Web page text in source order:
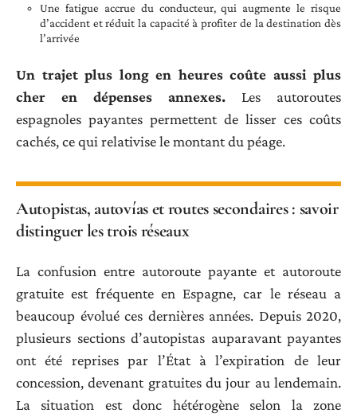
Une fatigue accrue du conducteur, qui augmente le risque
d’accident et réduit la capacité à profiter de la destination dès
l’arrivée
Un trajet plus long en heures coûte aussi plus
cher en dépenses annexes. Les autoroutes
espagnoles payantes permettent de lisser ces coûts
cachés, ce qui relativise le montant du péage.
Autopistas, autovías et routes secondaires : savoir
distinguer les trois réseaux
La confusion entre autoroute payante et autoroute
gratuite est fréquente en Espagne, car le réseau a
beaucoup évolué ces dernières années. Depuis 2020,
plusieurs sections d’autopistas auparavant payantes
ont été reprises par l’État à l’expiration de leur
concession, devenant gratuites du jour au lendemain.
La situation est donc hétérogène selon la zone